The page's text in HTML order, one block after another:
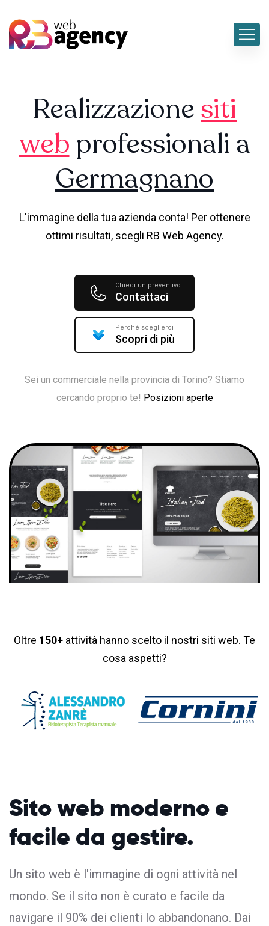
Realizzazionesiti
web professionali a
Germagnano
L'immagine della tua azienda conta! Per ottenere
ottimi risultati, scegli RB Web Agency.
Chiedi un preventivo
Contattaci
Perché sceglierci
Scopri di più
Sei un commerciale nella provincia di Torino? Stiamo
cercando proprio te! Posizioni aperte
Oltre 150+ attività hanno scelto il nostri siti web. Te
cosa aspetti?
Sito web modernoe
facile da gestire.
Un sito web è l'immagine di ogni attività nel
mondo. Se il sito non è curato e facile da
navigare il 90% dei clienti lo abbandonano. Dai